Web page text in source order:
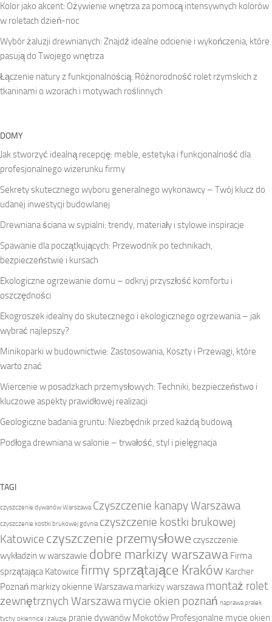
Kolor jako akcent: Ożywienie wnętrza za pomocą intensywnych kolorów
w roletach dzień-noc
Wybór żaluzji drewnianych: Znajdź idealne odcienie i wykończenia, które
pasują do Twojego wnętrza
Łączenie natury z funkcjonalnością: Różnorodność rolet rzymskich z
tkaninami o wzorach i motywach roślinnych
DOMY
Jak stworzyć idealną recepcję: meble, estetyka i funkcjonalność dla
profesjonalnego wizerunku firmy
Sekrety skutecznego wyboru generalnego wykonawcy – Twój klucz do
udanej inwestycji budowlanej
Drewniana ściana w sypialni: trendy, materiały i stylowe inspiracje
Spawanie dla początkujących: Przewodnik po technikach,
bezpieczeństwie i kursach
Ekologiczne ogrzewanie domu – odkryj przyszłość komfortu i
oszczędności
Ekogroszek idealny do skutecznego i ekologicznego ogrzewania – jak
wybrać najlepszy?
Minikoparki w budownictwie: Zastosowania, Koszty i Przewagi, które
warto znać
Wiercenie w posadzkach przemysłowych: Techniki, bezpieczeństwo i
kluczowe aspekty prawidłowej realizacji
Geologiczne badania gruntu: Niezbędnik przed każdą budową
Podłoga drewniana w salonie – trwałość, styl i pielęgnacja
TAGI
czyszczenie dywanów Warszawa Czyszczenie kanapy Warszawa
czyszczenie kostki brukowej gdynia czyszczenie kostki brukowej
Katowice czyszczenie przemysłowe czyszczenie
wykładzin w warszawie dobre markizy warszawa Firma
sprzątająca Katowice firmy sprzątające Kraków Karcher
Poznań markizy okienne Warszawa markizy warszawa montaż rolet
zewnętrznych Warszawamycie okien poznań naprawa pralek
tychy okiennice i żaluzje pranie dywanów Mokotów Profesjonalne mycie okien